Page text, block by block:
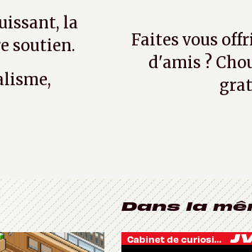
la
soutien.
Faites vous
d'amis ?
Dans la
Cabinet de curiosités